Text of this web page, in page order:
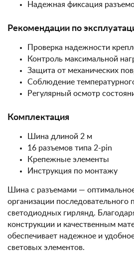
Надежная фиксация
Рекомендации по
Проверка надежности
Контроль максимальной
Защита от механических
Соблюдение
Регулярный осмотр
Комплектация
Шина длиной 2 м
16 разъемов типа 2-pin
Крепежные элементы
Инструкция по монтажу
Шина с разъемами —
организации последовательного
светодиодных гирлянд.
конструкции и качественным
обеспечивает надежное и
световых элементов.